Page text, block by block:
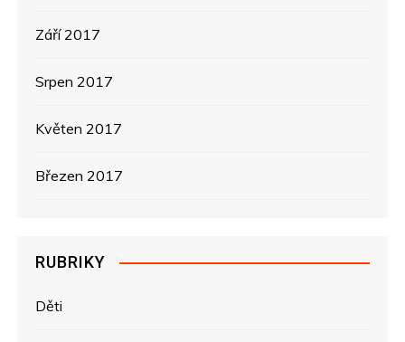
Září 2017
Srpen 2017
Květen 2017
Březen 2017
RUBRIKY
Děti